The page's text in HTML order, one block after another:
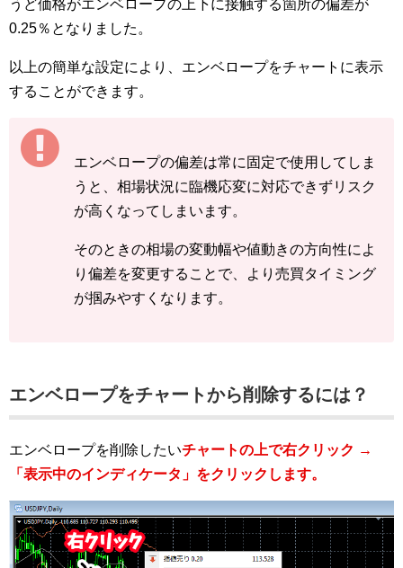
うど価格がエンベロープの上下に接触する箇所の偏差が
0.25％となりました。
以上の簡単な設定により、エンベロープをチャートに表示
することができます。
エンベロープの偏差は常に固定で使用してしま
うと、相場状況に臨機応変に対応できずリスク
が高くなってしまいます。
そのときの相場の変動幅や値動きの方向性によ
り偏差を変更することで、より売買タイミング
が掴みやすくなります。
エンベロープをチャートから削除するには？
エンベロープを削除したいチャートの上で右クリック →
「表示中のインディケータ」をクリックします。